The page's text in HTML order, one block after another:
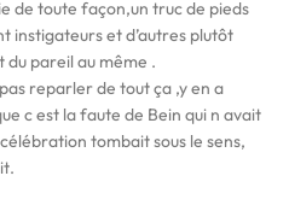
de toute façon,un truc de pieds
instigateurs et d’autres plutôt
du pareil au même .
reparler de tout ça ,y en a
c est la faute de Bein qui n avait
tombait sous le sens,